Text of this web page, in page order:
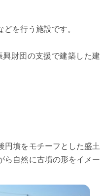
を行う施設です。
財団の支援で建築した建
墳をモチーフとした盛土
ら自然に古墳の形をイメー